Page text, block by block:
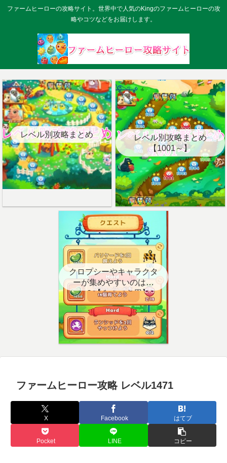
ファームヒーローの攻略サイト。世界中で人気のKingのファームヒーローの攻
略やコツなどをお届けします。
レベル別攻略まとめ
レベル別攻略まとめ
【1001～】
クロプシーやキャラクタ
ーが集めやすいのはど
こ？【クエスト用】
ファームヒーロー攻略 レベル1471
X Facebook はてブ
Pocket LINE コピー